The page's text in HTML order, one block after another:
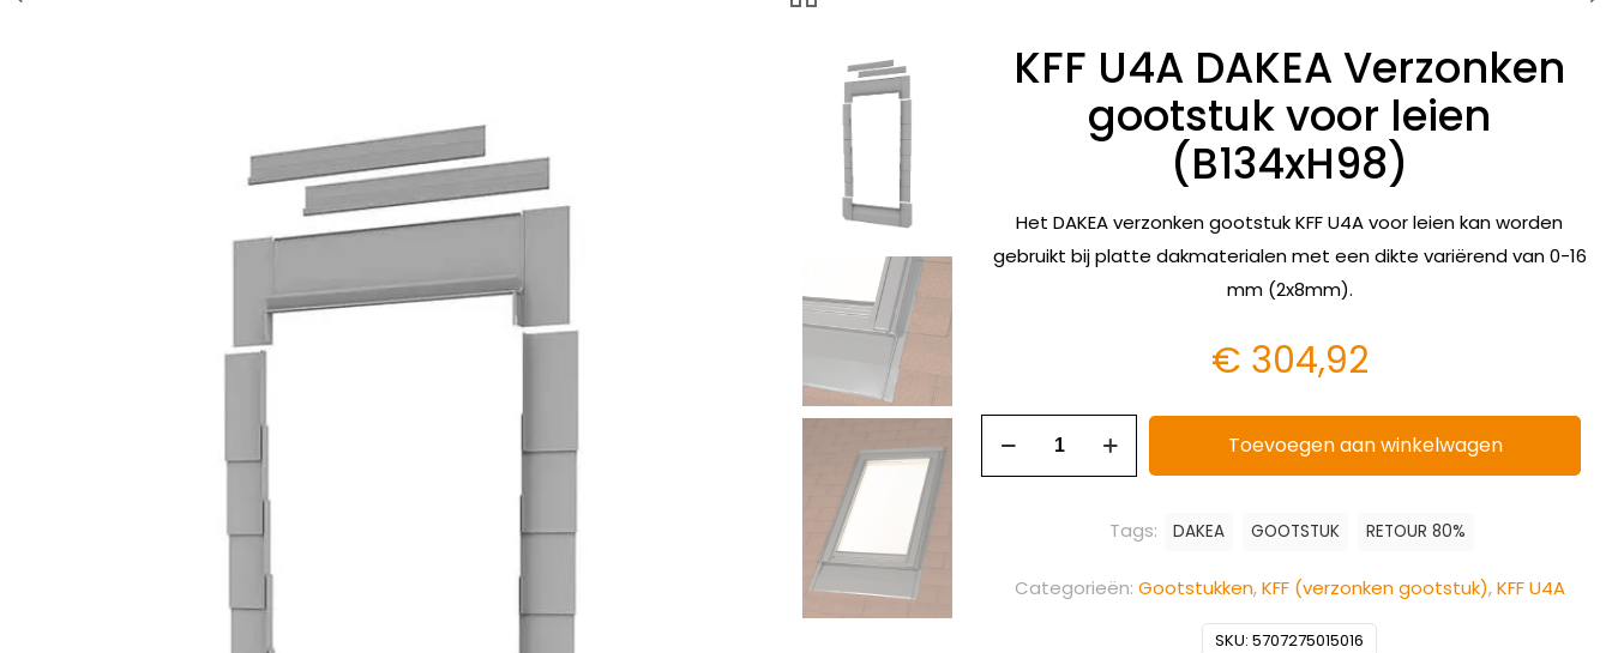
KFF U4A DAKEA Verzonken
gootstuk voor leien
(B134xH98)
Het DAKEA verzonken gootstuk KFF U4A voor leien kan worden
gebruikt bij platte dakmaterialen met een dikte variërend van 0-16
mm (2x8mm).
€ 304,92
Toevoegen aan winkelwagen
SKU:5707275015016
Categorieën: Gootstukken,KFF (verzonken gootstuk),KFF U4A
Tags: DAKEA GOOTSTUK RETOUR 80%